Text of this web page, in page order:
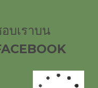
บเราบน